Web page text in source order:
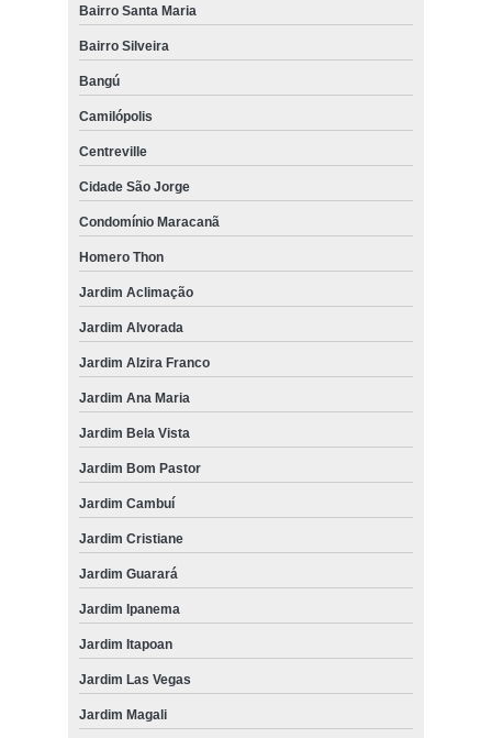
Bairro Santa Maria
Bairro Silveira
Bangú
Camilópolis
Centreville
Cidade São Jorge
Condomínio Maracanã
Homero Thon
Jardim Aclimação
Jardim Alvorada
Jardim Alzira Franco
Jardim Ana Maria
Jardim Bela Vista
Jardim Bom Pastor
Jardim Cambuí
Jardim Cristiane
Jardim Guarará
Jardim Ipanema
Jardim Itapoan
Jardim Las Vegas
Jardim Magali